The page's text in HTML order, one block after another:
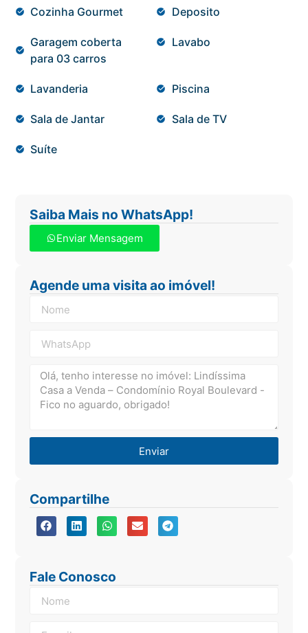
Cozinha Gourmet Deposito
Garagem coberta
para 03 carros
Lavabo
Lavanderia Piscina
Sala de Jantar Sala de TV
Suíte
Saiba Mais no WhatsApp!
Enviar Mensagem
Agende uma visita ao imóvel!
Enviar
Compartilhe
Fale Conosco